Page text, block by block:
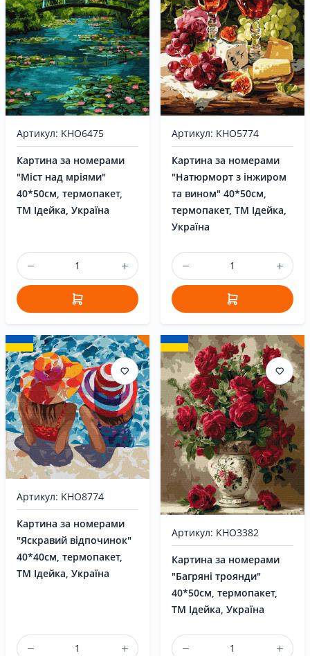
Артикул: KHO6475
Картина за номерами
"Міст над мріями"
40*50см, термопакет,
ТМ Ідейка, Україна
Артикул: KHO5774
Картина за номерами
"Натюрморт з інжиром
та вином" 40*50см,
термопакет, ТМ Ідейка,
Україна
Артикул: KHO8774
Картина за номерами
"Яскравий відпочинок"
40*40см, термопакет,
ТМ Ідейка, Україна
Артикул: KHO3382
Картина за номерами
"Багряні троянди"
40*50см, термопакет,
ТМ Ідейка, Україна